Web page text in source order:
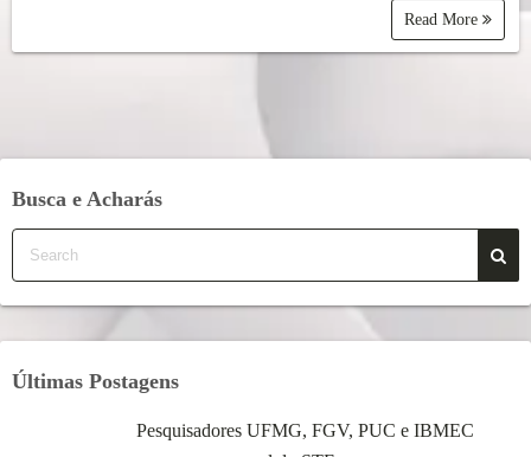
Read More
Busca e Acharás
Últimas Postagens
Pesquisadores UFMG, FGV, PUC e IBMEC